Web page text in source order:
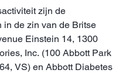
zijn de
de zin van de Britse
Einstein 14, 1300
Inc. (100 Abbott Park
VS) en Abbott Diabetes